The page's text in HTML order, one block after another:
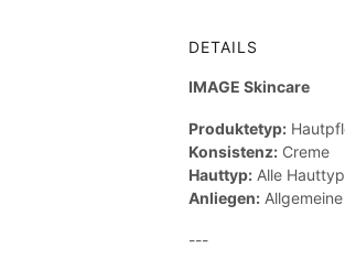
DETAILS
IMAGE Skincare
Produktetyp:
Konsistenz: Creme
Hauttyp: Alle
Anliegen:
---